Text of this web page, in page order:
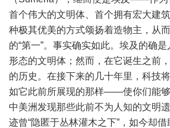
首个伟大的文明体、首个拥有宏大建
种极其优美的方式颂扬着造物主，从
的“第一”。事实确实如此。埃及的确
形态的文明体；然而，在它诞生之前
的历史。在接下来的几十年里，科技
如它此前所展现的那样——使你们能
中美洲发现那些此前不为人知的文明
迹曾“隐匿于丛林灌木之下”，如今却借